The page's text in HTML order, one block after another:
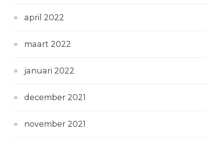
april 2022
maart 2022
januari 2022
december 2021
november 2021